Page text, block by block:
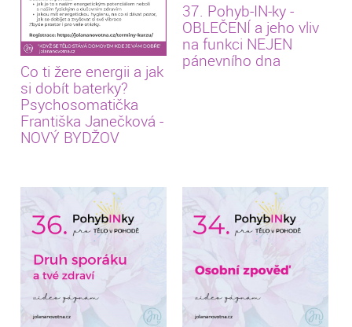
Co ti žere energii a jak
si dobít baterky?
Psychosomatička
Františka Janečková -
NOVÝ BYDŽOV
37. Pohyb-IN-ky -
OBLEČENÍ a jeho vliv
na funkci NEJEN
pánevního dna